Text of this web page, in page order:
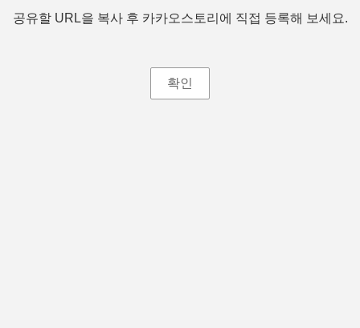
공유할 URL을 복사 후 카카오스토리에 직접 등록해 보세요.
확인